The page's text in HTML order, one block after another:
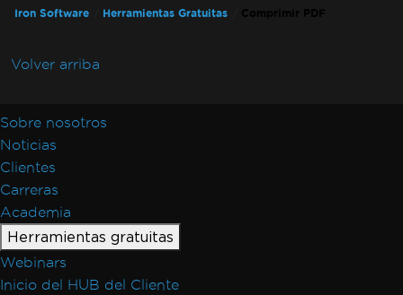
Iron Software Herramientas Gratuitas Comprimir PDF
Volver arriba
Sobre nosotros
Noticias
Clientes
Carreras
Academia
Herramientas gratuitas
Webinars
Inicio del HUB del Cliente